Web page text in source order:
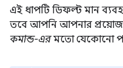
এই ধাপটি ডিফল্ট মান
তবে আপনি আপনার
কমান্ড-এরমতো যেকোনো